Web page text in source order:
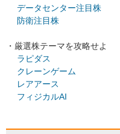
データセンター注目株
防衛注目株
・厳選株テーマを攻略せよ
ラピダス
クレーンゲーム
レアアース
フィジカルAI